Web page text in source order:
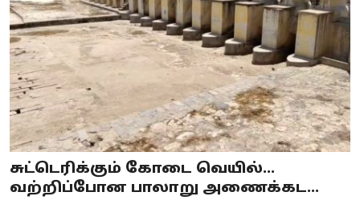
சுட்டெரிக்கும் கோடை வெயில்...
வற்றிப்போன பாலாறு அணைக்கட...